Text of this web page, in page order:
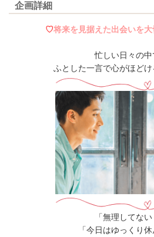
企画詳細
♡将来を見据えた出会いを
忙しい日々の中
ふとした一言で心がほど
「無理してない
「今日はゆっくり休